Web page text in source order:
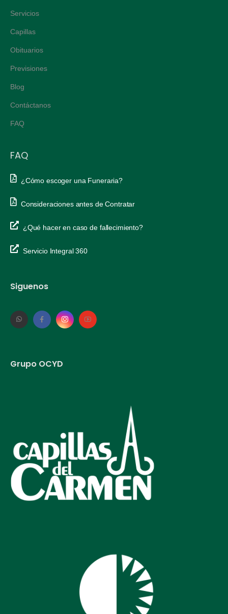
Servicios
Capillas
Obituarios
Previsiones
Blog
Contáctanos
FAQ
FAQ
¿Cómo escoger una Funeraria?
Consideraciones antes de Contratar
¿Qué hacer en caso de fallecimiento?
Servicio Integral 360
Siguenos
Grupo OCYD